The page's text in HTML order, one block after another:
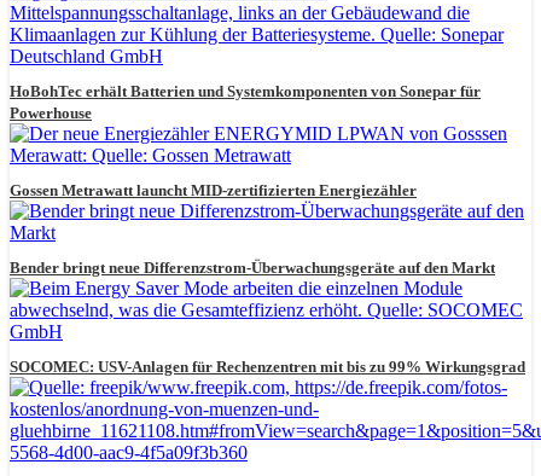
HoBohTec erhält Batterien und Systemkomponenten von Sonepar für
Powerhouse
Gossen Metrawatt launcht MID-zertifizierten Energiezähler
Bender bringt neue Differenzstrom-Überwachungsgeräte auf den Markt
SOCOMEC: USV-Anlagen für Rechenzentren mit bis zu 99% Wirkungsgrad